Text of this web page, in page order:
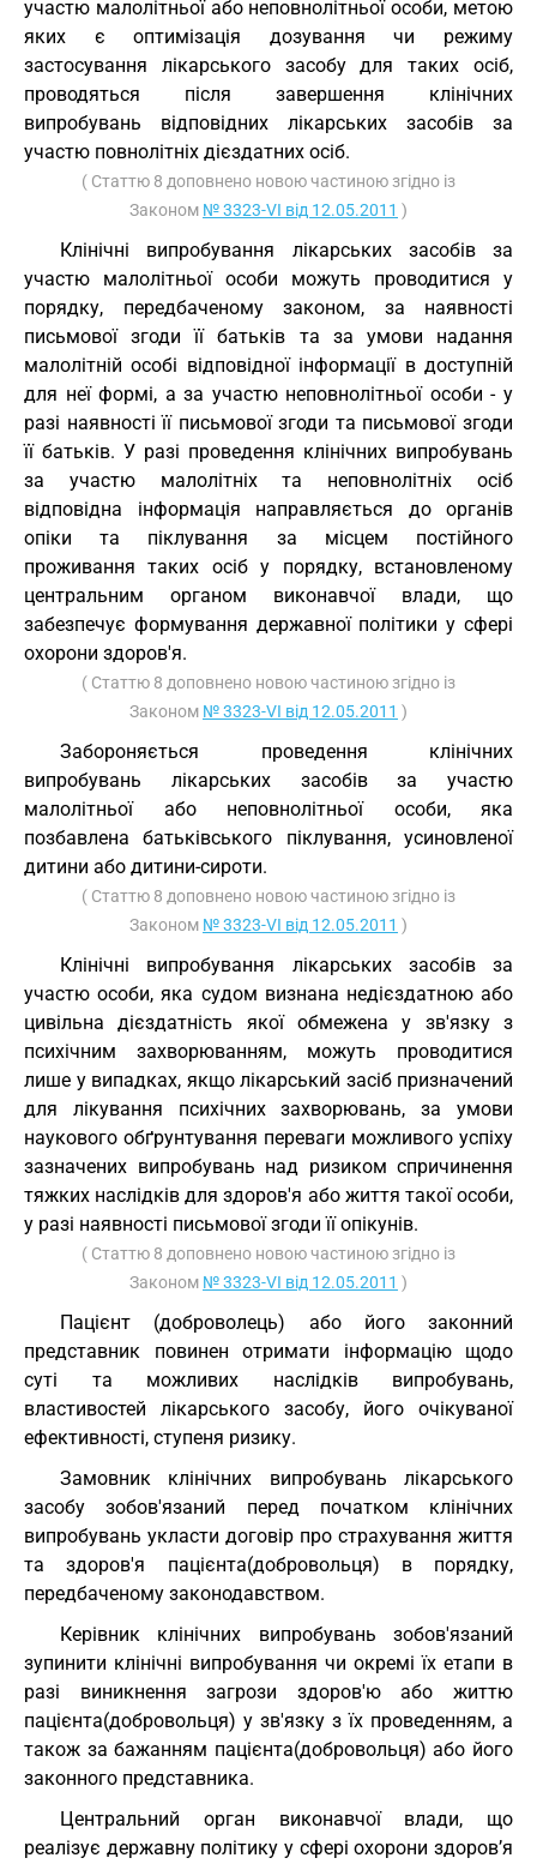
участю малолітньої або неповнолітньої особи, метою
яких є оптимізація дозування чи режиму
застосування лікарського засобу для таких осіб,
проводяться після завершення клінічних
випробувань відповідних лікарських засобів за
участю повнолітніх дієздатних осіб.
( Статтю 8 доповнено новою частиною згідно із
Законом № 3323-VI від 12.05.2011 )
Клінічні випробування лікарських засобів за
участю малолітньої особи можуть проводитися у
порядку, передбаченому законом, за наявності
письмової згоди її батьків та за умови надання
малолітній особі відповідної інформації в доступній
для неї формі, а за участю неповнолітньої особи - у
разі наявності її письмової згоди та письмової згоди
її батьків. У разі проведення клінічних випробувань
за участю малолітніх та неповнолітніх осіб
відповідна інформація направляється до органів
опіки та піклування за місцем постійного
проживання таких осіб у порядку, встановленому
центральним органом виконавчої влади, що
забезпечує формування державної політики у сфері
охорони здоров'я.
( Статтю 8 доповнено новою частиною згідно із
Законом № 3323-VI від 12.05.2011 )
Забороняється проведення клінічних
випробувань лікарських засобів за участю
малолітньої або неповнолітньої особи, яка
позбавлена батьківського піклування, усиновленої
дитини або дитини-сироти.
( Статтю 8 доповнено новою частиною згідно із
Законом № 3323-VI від 12.05.2011 )
Клінічні випробування лікарських засобів за
участю особи, яка судом визнана недієздатною або
цивільна дієздатність якої обмежена у зв'язку з
психічним захворюванням, можуть проводитися
лише у випадках, якщо лікарський засіб призначений
для лікування психічних захворювань, за умови
наукового обґрунтування переваги можливого успіху
зазначених випробувань над ризиком спричинення
тяжких наслідків для здоров'я або життя такої особи,
у разі наявності письмової згоди її опікунів.
( Статтю 8 доповнено новою частиною згідно із
Законом № 3323-VI від 12.05.2011 )
Пацієнт (доброволець) або його законний
представник повинен отримати інформацію щодо
суті та можливих наслідків випробувань,
властивостей лікарського засобу, його очікуваної
ефективності, ступеня ризику.
Замовник клінічних випробувань лікарського
засобу зобов'язаний перед початком клінічних
випробувань укласти договір про страхування життя
та здоров'я пацієнта(добровольця) в порядку,
передбаченому законодавством.
Керівник клінічних випробувань зобов'язаний
зупинити клінічні випробування чи окремі їх етапи в
разі виникнення загрози здоров'ю або життю
пацієнта(добровольця) у зв'язку з їх проведенням, а
також за бажанням пацієнта(добровольця) або його
законного представника.
Центральний орган виконавчої влади, що
реалізує державну політику у сфері охорони здоров’я